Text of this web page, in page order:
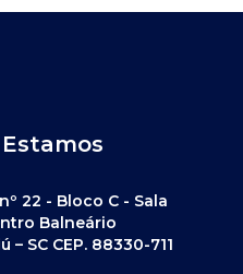
22 - Bloco C - Sala
Balneário
– SC CEP. 88330-711